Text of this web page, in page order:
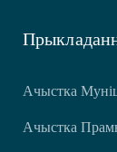
Прэсавая
Ачыстка
Ачыстка